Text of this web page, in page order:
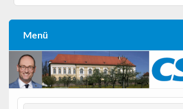
Menü